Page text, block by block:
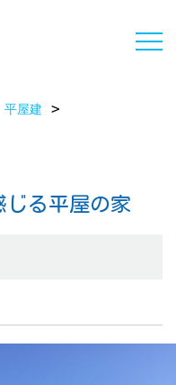
平屋建
じる平屋の家